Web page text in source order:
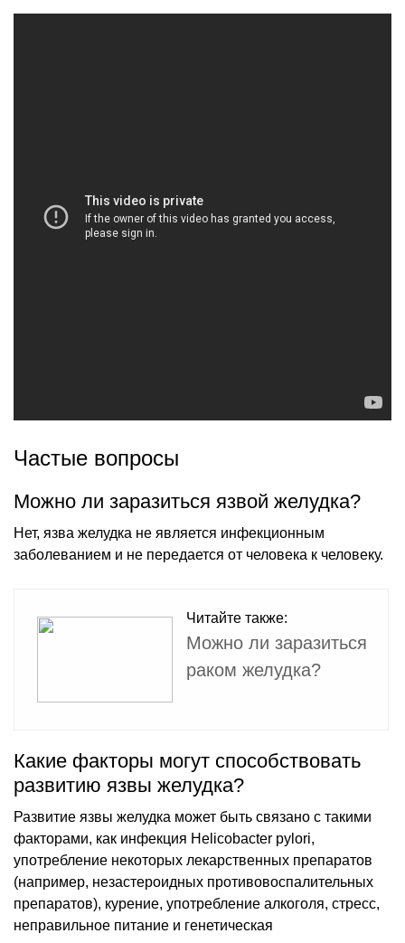
Частые вопросы
Можно ли заразиться язвой желудка?
Нет, язва желудка не является инфекционным
заболеванием и не передается от человека к человеку.
Читайте также:
Можно ли заразиться
раком желудка?
Какие факторы могут способствовать
развитию язвы желудка?
Развитие язвы желудка может быть связано с такими
факторами, как инфекция Helicobacter pylori,
употребление некоторых лекарственных препаратов
(например, незастероидных противовоспалительных
препаратов), курение, употребление алкоголя, стресс,
неправильное питание и генетическая